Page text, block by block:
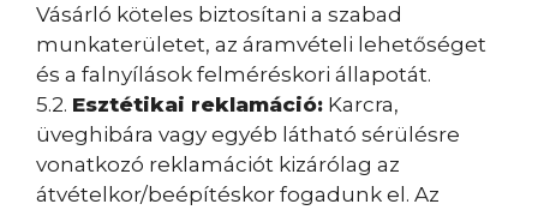
Vásárló köteles biztosítani a szabad
munkaterületet, az áramvételi lehetőséget
és a falnyílások felméréskori állapotát.
5.2. Esztétikai reklamáció: Karcra,
üveghibára vagy egyéb látható sérülésre
vonatkozó reklamációt kizárólag az
átvételkor/beépítéskor fogadunk el. Az